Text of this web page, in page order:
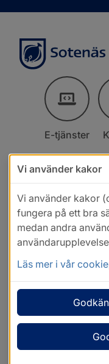
E-tjänster
Vi använder kakor
Vi använder kakor
fungera på ett bra
medan andra
Läs mer i vår